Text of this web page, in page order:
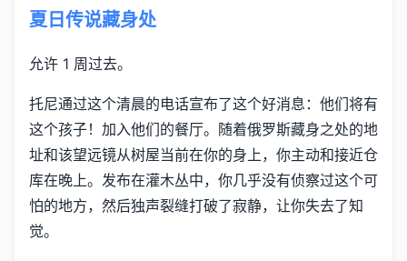
夏日传说藏身处
允许 1 周过去。
托尼通过这个清晨的电话宣布了这个好消息：他们将有
这个孩子！加入他们的餐厅。随着俄罗斯藏身之处的地
址和该望远镜从树屋当前在你的身上，你主动和接近仓
库在晚上。发布在灌木丛中，你几乎没有侦察过这个可
怕的地方，然后独声裂缝打破了寂静，让你失去了知
觉。